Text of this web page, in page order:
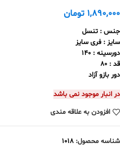
1,890,000 تومان
جنس : تنسل
سایز : فری سایز
دورسینه : 140
قد : 80
دور بازو آزاد
در انبار موجود نمی باشد
افزودن به علاقه مندی
شناسه محصول: 1018